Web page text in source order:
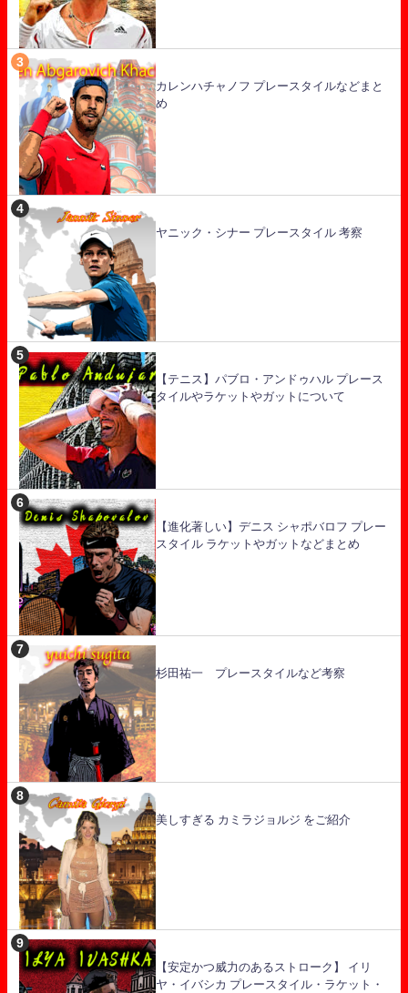
カレンハチャノフ プレースタイルなどまと
め
ヤニック・シナー プレースタイル 考察
【テニス】パブロ・アンドゥハル プレース
タイルやラケットやガットについて
【進化著しい】デニス シャポバロフ プレー
スタイル ラケットやガットなどまとめ
杉田祐一 プレースタイルなど考察
美しすぎる カミラジョルジ をご紹介
【安定かつ威力のあるストローク】 イリ
ヤ・イバシカ プレースタイル・ラケット・